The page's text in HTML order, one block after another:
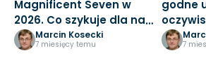
Magnificent Seven w
2026. Co szykuje dla nas
Jeff Bezos?
Marcin Kosecki
7 miesięcy temu
godne
nowy
7